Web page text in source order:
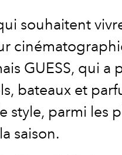
souhaitent
GUESS, qui a
bateaux et
style, parmi les
la saison.